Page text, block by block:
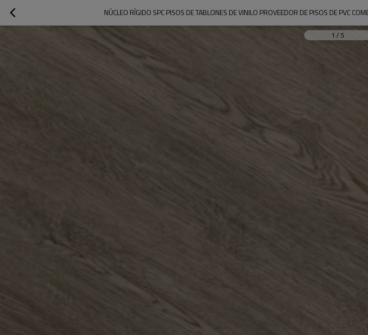
NÚCLEO RÍGIDO SPC PISOS DE TABLONES DE VINILO PROVEEDOR DE PISOS DE PVC
1 / 5